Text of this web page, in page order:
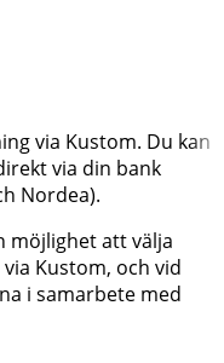
via Kustom. Du kan
via din bank
Nordea).
möjlighet att välja
Kustom, och vid
i samarbete med